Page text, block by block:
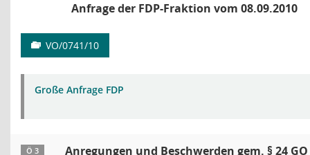
Anfrage der FDP-Fraktion vom 08.09.2010
VO/0741/10
Große Anfrage FDP
Ö 3
Anregungen und Beschwerden gem. § 24